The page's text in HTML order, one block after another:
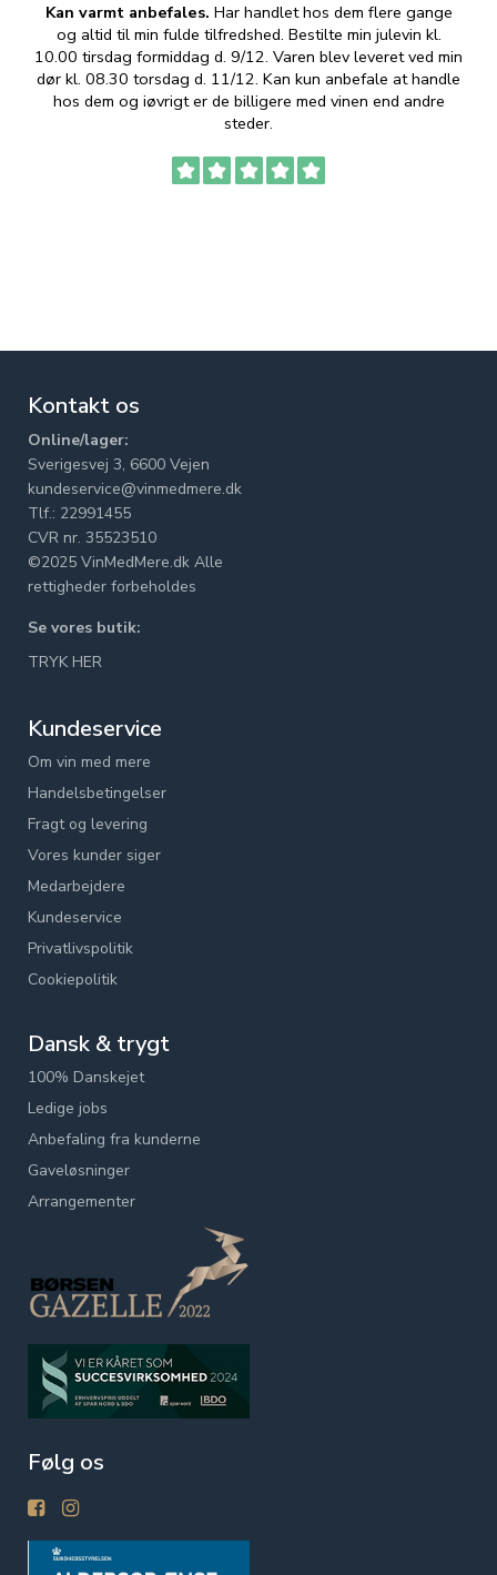
Kan varmt anbefales. Har handlet hos dem flere gange
og altid til min fulde tilfredshed. Bestilte min julevin kl.
10.00 tirsdag formiddag d. 9/12. Varen blev leveret ved min
dør kl. 08.30 torsdag d. 11/12. Kan kun anbefale at handle
hos dem og iøvrigt er de billigere med vinen end andre
steder.
Kontakt os
Online/lager:
Sverigesvej 3, 6600 Vejen
kundeservice@vinmedmere.dk
Tlf.: 22991455
CVR nr. 35523510
©2025 VinMedMere.dk Alle
rettigheder forbeholdes
Se vores butik:
TRYK HER
Kundeservice
Om vin med mere
Handelsbetingelser
Fragt og levering
Vores kunder siger
Medarbejdere
Kundeservice
Privatlivspolitik
Cookiepolitik
Dansk & trygt
100% Danskejet
Ledige jobs
Anbefaling fra kunderne
Gaveløsninger
Arrangementer
Følg os